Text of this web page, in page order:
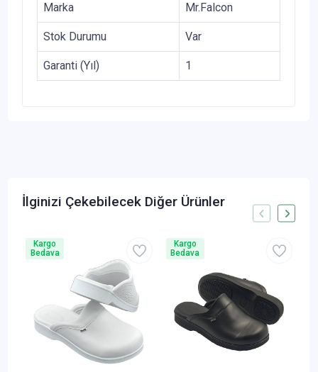
Marka Mr.Falcon
Stok Durumu Var
Garanti (Yıl) 1
İlginizi Çekebilecek Diğer Ürünler
Kargo
Bedava
Kargo
Bedava